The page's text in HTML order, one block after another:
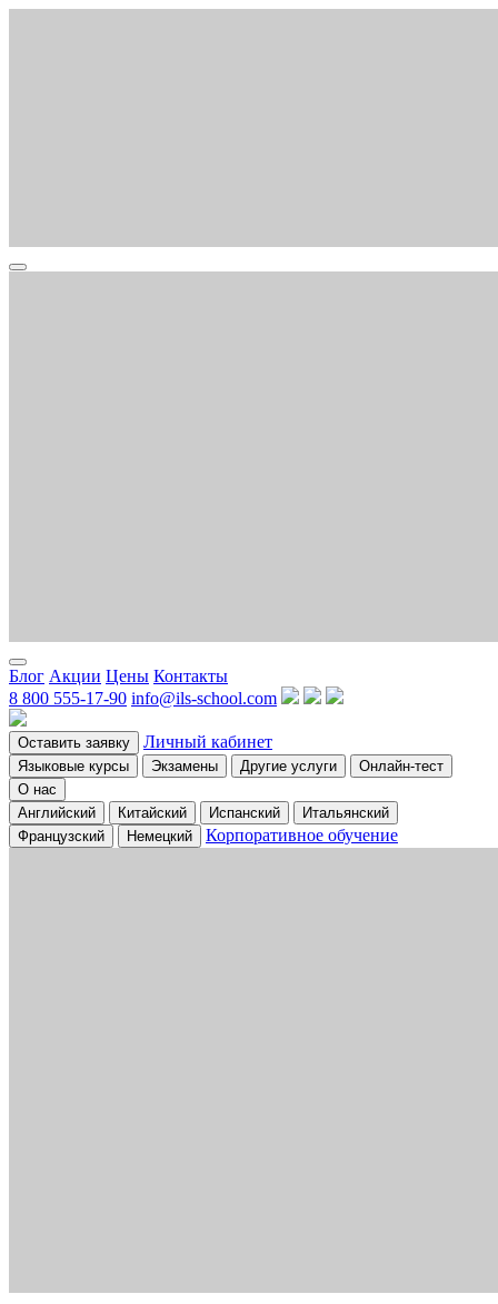
Блог Акции Цены Контакты
8 800 555-17-90 info@ils-school.com
Оставить заявку Личный кабинет
Языковые курсы Экзамены Другие услуги
Онлайн-тест
О нас
Английский
Китайский Испанский
Итальянский
Французский
Немецкий Корпоративное обучение